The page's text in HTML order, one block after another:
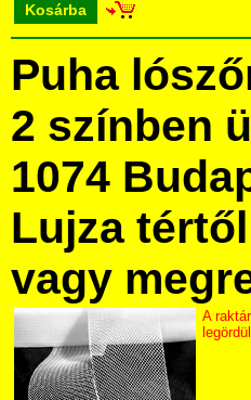
Kosárba
Puha
2 színben
1074
Lujza
vagy
A